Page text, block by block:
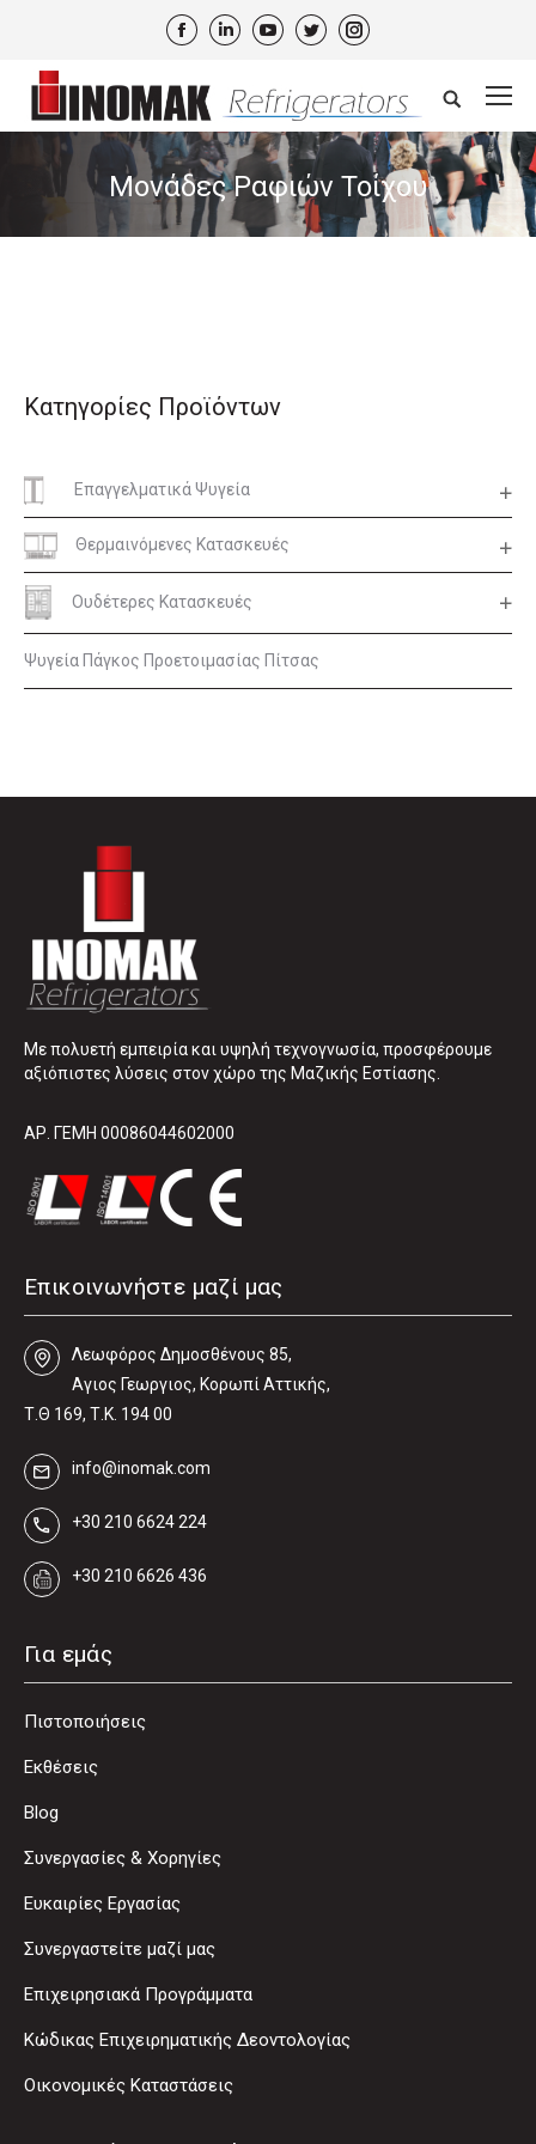
Facebook
LinkedinYouTube
TwitterInstagram
Search:
Μονάδες Ραφιών Τοίχου
Κατηγορίες Προϊόντων
Επαγγελματικά Ψυγεία
Θερμαινόμενες Κατασκευές
Ουδέτερες Κατασκευές
Ψυγεία Πάγκος Προετοιμασίας Πίτσας
Με πολυετή εμπειρία και υψηλή τεχνογνωσία, προσφέρουμε
αξιόπιστες λύσεις στον χώρο της Μαζικής Εστίασης.
ΑΡ. ΓΕΜΗ 00086044602000
Επικοινωνήστε μαζί μας
Λεωφόρος Δηµοσθένους 85,
Αγιος Γεωργιος, Κορωπί Αττικής,
Τ.Θ 169, Τ.Κ. 194 00
info@inomak.com
+30 210 6624 224
+30 210 6626 436
Για εμάς
Πιστοποιήσεις
Εκθέσεις
Blog
Συνεργασίες & Χορηγίες
Ευκαιρίες Εργασίας
Συνεργαστείτε μαζί μας
Επιχειρησιακά Προγράμματα
Κώδικας Επιχειρηματικής Δεοντολογίας
Οικονομικές Καταστάσεις